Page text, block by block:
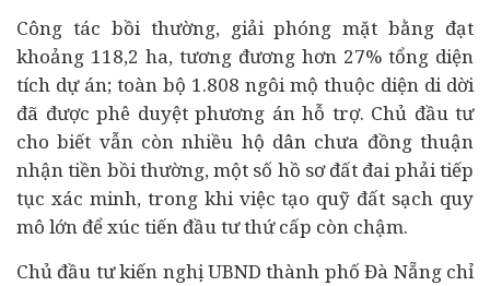
Công tác bồi thường, giải phóng mặt bằng đạt
khoảng 118,2 ha, tương đương hơn 27% tổng diện
tích dự án; toàn bộ 1.808 ngôi mộ thuộc diện di dời
đã được phê duyệt phương án hỗ trợ. Chủ đầu tư
cho biết vẫn còn nhiều hộ dân chưa đồng thuận
nhận tiền bồi thường, một số hồ sơ đất đai phải tiếp
tục xác minh, trong khi việc tạo quỹ đất sạch quy
mô lớn để xúc tiến đầu tư thứ cấp còn chậm.
Chủ đầu tư kiến nghị UBND thành phố Đà Nẵng chỉ